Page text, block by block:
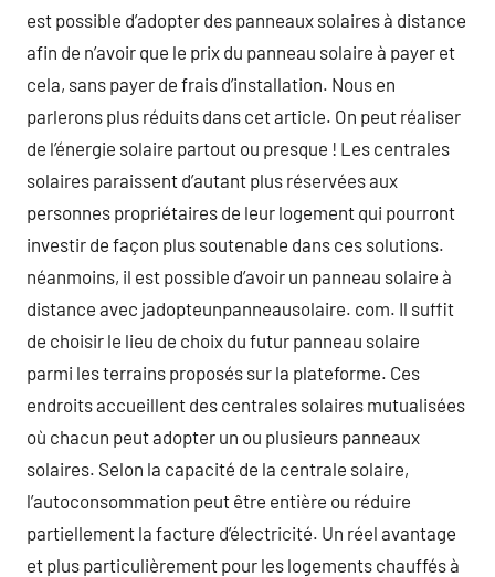
est possible d’adopter des panneaux solaires à distance
afin de n’avoir que le prix du panneau solaire à payer et
cela, sans payer de frais d’installation. Nous en
parlerons plus réduits dans cet article. On peut réaliser
de l’énergie solaire partout ou presque ! Les centrales
solaires paraissent d’autant plus réservées aux
personnes propriétaires de leur logement qui pourront
investir de façon plus soutenable dans ces solutions.
néanmoins, il est possible d’avoir un panneau solaire à
distance avec jadopteunpanneausolaire. com. Il suffit
de choisir le lieu de choix du futur panneau solaire
parmi les terrains proposés sur la plateforme. Ces
endroits accueillent des centrales solaires mutualisées
où chacun peut adopter un ou plusieurs panneaux
solaires. Selon la capacité de la centrale solaire,
l’autoconsommation peut être entière ou réduire
partiellement la facture d’électricité. Un réel avantage
et plus particulièrement pour les logements chauffés à